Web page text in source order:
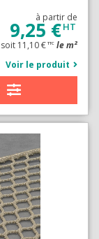
à partir de
9,25 €HT
soit 11,10 € TTC le m²
Voir le produit